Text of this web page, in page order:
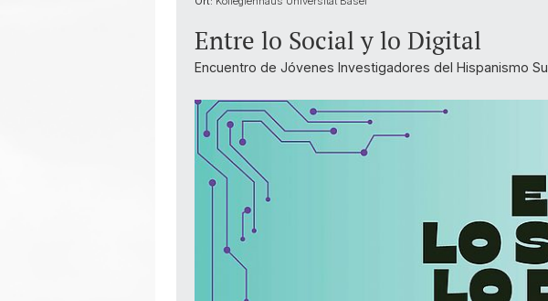
Entre lo Social y lo Digital
Encuentro de Jóvenes Investigadores del Hispanismo